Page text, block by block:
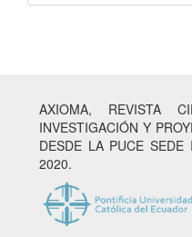
AXIOMA, REVISTA
INVESTIGACIÓN Y
DESDE LA PUCE SEDE
2020.